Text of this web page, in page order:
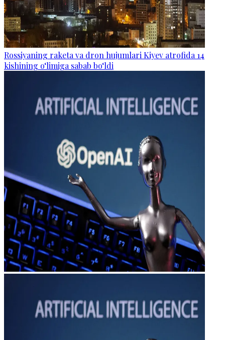
Rossiyaning raketa va dron hujumlari Kiyev atrofida 14
kishining o‘limiga sabab bo‘ldi